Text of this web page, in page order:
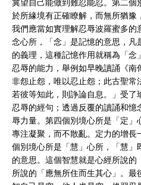
於所緣境有正確瞭解，而無所猶豫
我們應當如實理解忍辱波羅蜜多
念心所，「念」是記憶的意思，
的義理，這種記憶作用就稱為「
忍辱的能力，舉例如早晚讀誦《
非怨止怨，唯以忍止怨；此古聖常
若彼等知此，則諍論自息。」受
忍辱的經句；透過反覆的讀誦和
辱力量。第四個別境心所是「定
專注凝聚，而不散亂。定力的增
個別境心所是「慧」心所，「慧
的意思。這個智慧就是心經所說的
所說的「應無所住而生其心」。